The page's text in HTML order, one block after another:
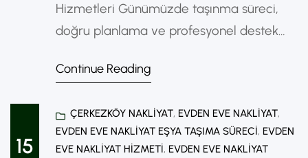
Hizmetleri Günümüzde taşınma süreci,
doğru planlama ve profesyonel destek
Özellikle Çerkezköy gibi hızla gelişen
noktada Çerkezköyde şehir içi evden eve
nakliyat hizmetleri, güvenli ve hızlı
Continue Reading
15
ÇERKEZKÖY NAKLIYAT, EVDEN EVE NAKLIYAT
EVDEN EVE NAKLIYAT EŞYA TAŞIMA SÜRECI, EVDEN
EVE NAKLIYAT HIZMETI, EVDEN EVE NAKLIYAT